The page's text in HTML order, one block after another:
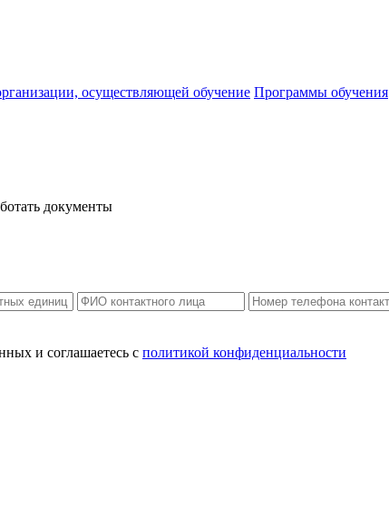
осуществляющей обучение Программы обучения
документы
и соглашаетесь c политикой конфиденциальности